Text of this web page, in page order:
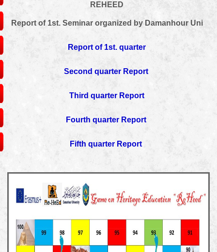
REHEED
Report of 1st. Seminar organized by
Report of 1st. quarter
Third quarter